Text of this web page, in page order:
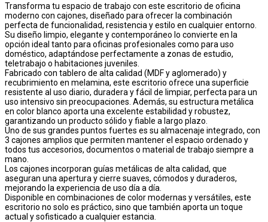
Transforma tu espacio de trabajo con este escritorio de oficina
moderno con cajones, diseñado para ofrecer la combinación
perfecta de funcionalidad, resistencia y estilo en cualquier entorno.
Su diseño limpio, elegante y contemporáneo lo convierte en la
opción ideal tanto para oficinas profesionales como para uso
doméstico, adaptándose perfectamente a zonas de estudio,
teletrabajo o habitaciones juveniles.
Fabricado con tablero de alta calidad (MDF y aglomerado) y
recubrimiento en melamina, este escritorio ofrece una superficie
resistente al uso diario, duradera y fácil de limpiar, perfecta para un
uso intensivo sin preocupaciones. Además, su estructura metálica
en color blanco aporta una excelente estabilidad y robustez,
garantizando un producto sólido y fiable a largo plazo.
Uno de sus grandes puntos fuertes es su almacenaje integrado, con
3 cajones amplios que permiten mantener el espacio ordenado y
todos tus accesorios, documentos o material de trabajo siempre a
mano.
Los cajones incorporan guías metálicas de alta calidad, que
aseguran una apertura y cierre suaves, cómodos y duraderos,
mejorando la experiencia de uso día a día.
Disponible en combinaciones de color modernas y versátiles, este
escritorio no solo es práctico, sino que también aporta un toque
actual y sofisticado a cualquier estancia.